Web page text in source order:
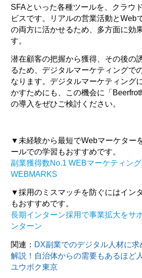
SFAといった各種ツールを、クラウ
ビスです。リアルの営業活動とWeb
の両方に活かせるため、多方面に効
す。
潜在顧客の把握から獲得、その後の
るため、デジタルマーケティングで
なります。デジタルマーケティング
かすためにも、この機会に「
の導入をぜひご検討ください。
▼未経験から最短でWebマーケター
ールでの学習もおすすめです。
副業獲得数No.1 WEBマーケティン
WEBMARKS
▼採用のミスマッチを防ぐにはイン
もおすすめです。
長期インターン採用で事業拡大をサ
ンターン
関連： DX副業でのデジタル人材に
解説！自治体からの需要もあるほど
ユウボク東京